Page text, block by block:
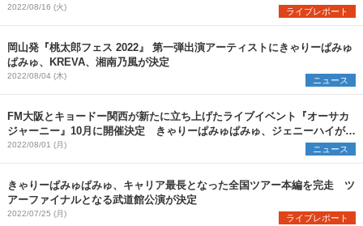
2022/08/16 (火) ライブレポート
岡山発『桃太郎フェス 2022』 第一弾出演アーティストにきゃりーぱみゅ
ぱみゅ、KREVA、湘南乃風が決定
2022/08/04 (木) ニュース
FM大阪とキョードー関西が新たに立ち上げたライブイベント『オーサカ
ジャーニー』10月に開催決定 きゃりーぱみゅぱみゅ、ジェニーハイが出
演
2022/08/01 (月) ニュース
きゃりーぱみゅぱみゅ、キャリア最長となった全国ツアー本編を完走 ツ
アーファイナルとなる武道館公演が決定
2022/07/25 (月) ライブレポート